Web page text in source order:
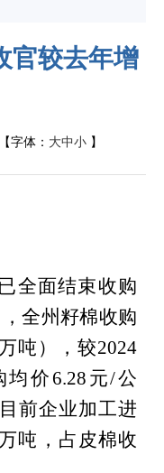
官较去年增
字体： 大中小 】
全面结束收购
全州籽棉收购
吨），较2024
均价 6.28 元/公
前企业加工进
吨，占皮棉收